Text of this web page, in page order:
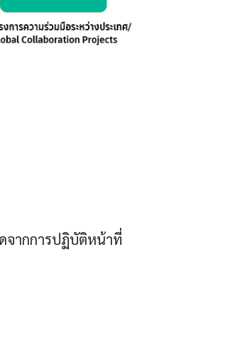
จากการปฏิบัติหน้าที่